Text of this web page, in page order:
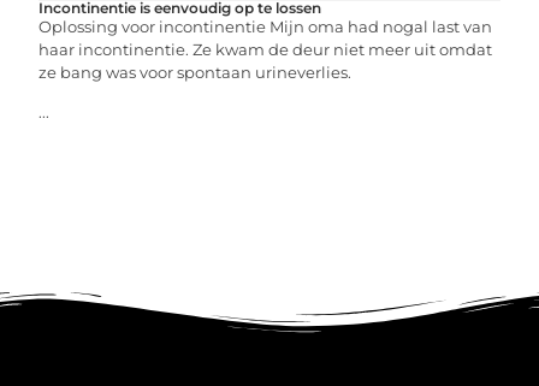
Incontinentie is eenvoudig op te lossen
Oplossing voor incontinentie Mijn oma had nogal last van
haar incontinentie. Ze kwam de deur niet meer uit omdat
ze bang was voor spontaan urineverlies.
...